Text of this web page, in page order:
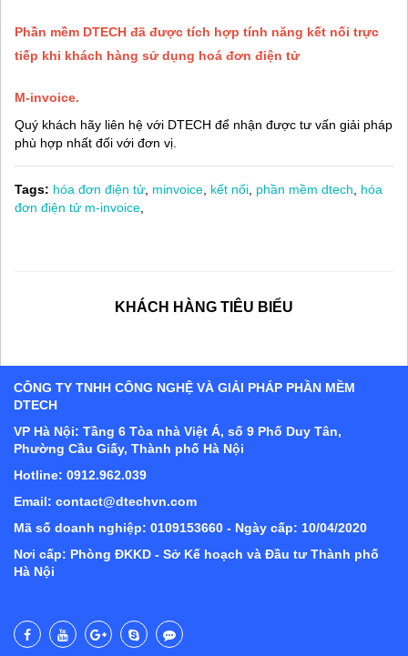
Phần mềm DTECH đã được tích hợp tính năng kết nối trực
tiếp khi khách hàng sử dụng hoá đơn điện tử
M-invoice.
Quý khách hãy liên hệ với DTECH để nhận được tư vấn giải pháp
phù hợp nhất đối với đơn vị.
Tags: hóa đơn điện tử minvoice kết nối phần mềm dtech
hóa
đơn điện tử m-invoice
KHÁCH HÀNG TIÊU BIỂU
CÔNG TY TNHH CÔNG NGHỆ VÀ GIẢI PHÁP PHẦN MỀM
DTECH
VP Hà Nội: Tầng 6 Tòa nhà Việt Á, số 9 Phố Duy Tân,
Phường Cầu Giấy, Thành phố Hà Nội
Hotline: 0912.962.039
Email: contact@dtechvn.com
Mã số doanh nghiệp: 0109153660 - Ngày cấp: 10/04/2020
Nơi cấp: Phòng ĐKKD - Sở Kế hoạch và Đầu tư Thành phố
Hà Nội